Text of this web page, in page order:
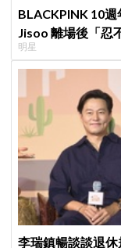
BLACKPINK 10週
Jisoo 離場後「忍
看了好心疼
明星
李瑞鎮暢談談退